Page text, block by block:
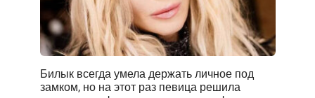
Билык всегда умела держать личное под
замком, но на этот раз певица решила